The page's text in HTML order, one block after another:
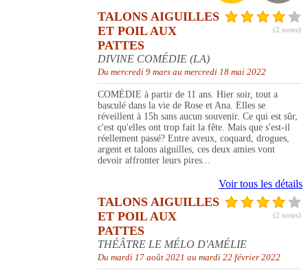
(2 notes)
TALONS AIGUILLES
ET POIL AUX
PATTES
DIVINE COMÉDIE (LA)
Du mercredi 9 mars au mercredi 18 mai 2022
COMÉDIE à partir de 11 ans. Hier soir, tout a
basculé dans la vie de Rose et Ana. Elles se
réveillent à 15h sans aucun souvenir. Ce qui est sûr,
c'est qu'elles ont trop fait la fête. Mais que s'est-il
réellement passé? Entre aveux, coquard, drogues,
argent et talons aiguilles, ces deux amies vont
devoir affronter leurs pires...
Voir tous les détails
(2 notes)
TALONS AIGUILLES
ET POIL AUX
PATTES
THÉÂTRE LE MÉLO D'AMÉLIE
Du mardi 17 août 2021 au mardi 22 février 2022